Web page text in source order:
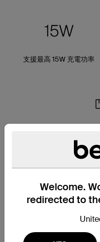
Welcome.
redirected to
支援最高 15W 充電功率